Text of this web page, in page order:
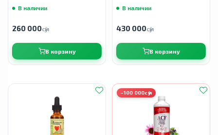
В наличии
260 000сӯм
В корзину
В наличии
430 000сӯм
В корзину
−100 000сӯм